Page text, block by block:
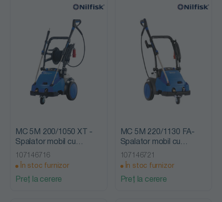
MC 5M 200/1050 XT -
Spalator mobil cu
presiune, fara incalzire,
Nilfisk Alto
107146716
În stoc furnizor
Preț la cerere
MC 5M 220/1130 FA-
Spalator mobil cu
presiune, fara incalzire,
Nilfisk Alto
107146721
În stoc furnizor
Preț la cerere